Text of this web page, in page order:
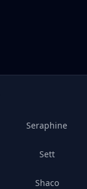
Seraphine
Sett
Shaco